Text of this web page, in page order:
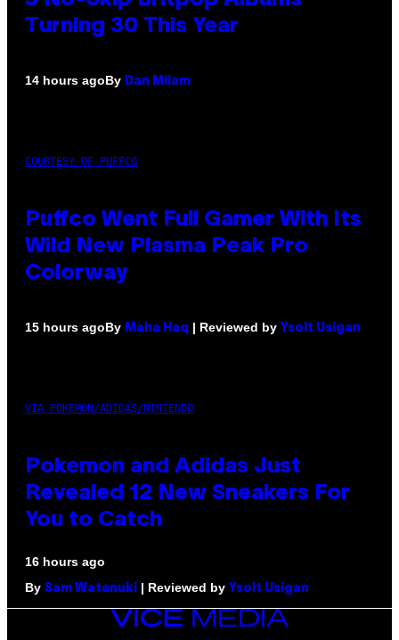
Turning 30 This Year
14 hours agoBy Dan Milam
COURTESY OF PUFFCO
Puffco Went Full Gamer With Its
Wild New Plasma Peak Pro
Colorway
15 hours agoBy Maha Haq | Reviewed by Ysolt Usigan
VIA POKEMON/ADIDAS/NINTENDO
Pokemon and Adidas Just
Revealed 12 New Sneakers For
You to Catch
16 hours ago
By Sam Watanuki | Reviewed by Ysolt Usigan
VICE
MEDIA